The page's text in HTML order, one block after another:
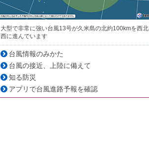
大型で非常に強い台風13号が久米島の北約100kmを西北
西に進んでいます
台風情報のみかた
台風の接近、上陸に備えて
知る防災
アプリで台風進路予報を確認